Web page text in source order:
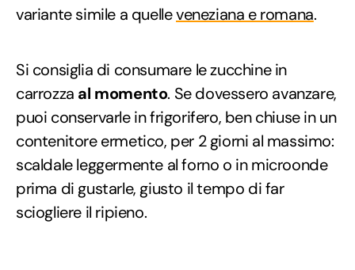
variante simile a quelleveneziana e romana.
Si consiglia di consumare le zucchine in
carrozza al momento. Se dovessero avanzare,
puoi conservarle in frigorifero, ben chiuse in un
contenitore ermetico, per 2 giorni al massimo:
scaldale leggermente al forno o in microonde
prima di gustarle, giusto il tempo di far
sciogliere il ripieno.